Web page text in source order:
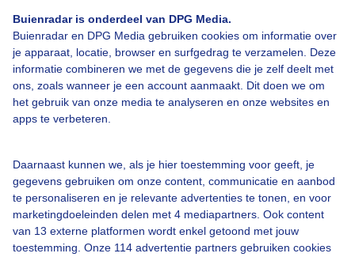
Buienradar is onderdeel van DPG Media.
Buienradar en DPG Media gebruiken cookies om informatie over
je apparaat, locatie, browser en surfgedrag te verzamelen. Deze
informatie combineren we met de gegevens die je zelf deelt met
ons, zoals wanneer je een account aanmaakt. Dit doen we om
het gebruik van onze media te analyseren en onze websites en
apps te verbeteren.
Daarnaast kunnen we, als je hier toestemming voor geeft, je
gegevens gebruiken om onze content, communicatie en aanbod
te personaliseren en je relevante advertenties te tonen, en voor
marketingdoeleinden delen met 4 mediapartners. Ook content
van 13 externe platformen wordt enkel getoond met jouw
toestemming. Onze 114 advertentie partners gebruiken cookies
#mist Zon Wolken
Bekijk slideshow
Een moment geduld aub...